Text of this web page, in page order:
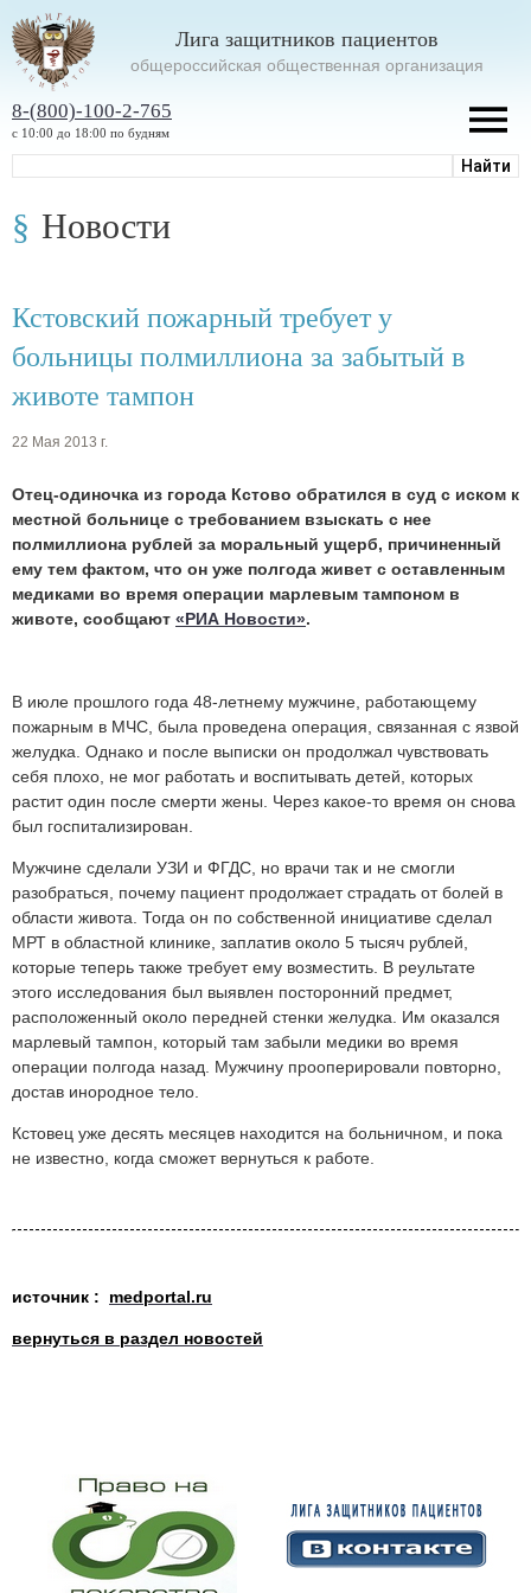
Лига защитников пациентов
oбщероссийская общественная организация
8-(800)-100-2-765
с 10:00 до 18:00 по будням
Новости
Кстовский пожарный требует у
больницы полмиллиона за забытый в
животе тампон
22 Мая 2013 г.
Отец-одиночка из города Кстово обратился в суд с иском к
местной больнице с требованием взыскать с нее
полмиллиона рублей за моральный ущерб, причиненный
ему тем фактом, что он уже полгода живет с оставленным
медиками во время операции марлевым тампоном в
животе, сообщают «РИА Новости».
В июле прошлого года 48-летнему мужчине, работающему
пожарным в МЧС, была проведена операция, связанная с язвой
желудка. Однако и после выписки он продолжал чувствовать
себя плохо, не мог работать и воспитывать детей, которых
растит один после смерти жены. Через какое-то время он снова
был госпитализирован.
Мужчине сделали УЗИ и ФГДС, но врачи так и не смогли
разобраться, почему пациент продолжает страдать от болей в
области живота. Тогда он по собственной инициативе сделал
МРТ в областной клинике, заплатив около 5 тысяч рублей,
которые теперь также требует ему возместить. В реультате
этого исследования был выявлен посторонний предмет,
расположенный около передней стенки желудка. Им оказался
марлевый тампон, который там забыли медики во время
операции полгода назад. Мужчину прооперировали повторно,
достав инородное тело.
Кстовец уже десять месяцев находится на больничном, и пока
не известно, когда сможет вернуться к работе.
источник : medportal.ru
вернуться в раздел новостей